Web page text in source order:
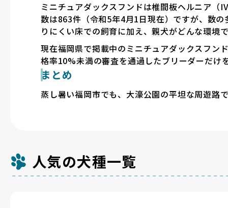
ミニチュアダックスフンドは椎間板ヘルニア（
数は863件（令和5年4月1日現在）ですが、数
りにくい床での飼育に加え、親犬がどんな環境
現在福岡県で掲載中のミニチュアダックスフ
格率10%未満の審査を通過したブリーダーだけ
まとめ
蒸し暑い福岡市でも、大濠公園の平坦な周遊路
人気の犬種一覧